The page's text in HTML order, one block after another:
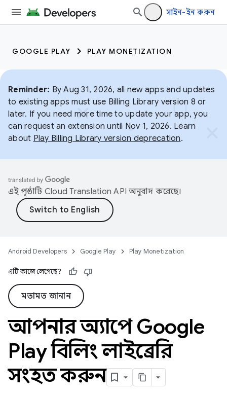
সাইন-ইন করুন
GOOGLE PLAY PLAY MONETIZATION
Reminder: By Aug 31, 2026, all new apps and updates
to existing apps must use Billing Library version 8 or
later. If you need more time to update your app, you
can request an extension until Nov 1, 2026. Learn
about Play Billing Library version deprecation.
এই পৃষ্ঠাটি Cloud Translation API অনুবাদ করেছে।
Android Developers Google Play Play Monetization
এটি কাজে লেগেছে?
মতামত জানান
আপনার অ্যাপে Google
Play বিলিং লাইব্রেরি
সংহত করুন